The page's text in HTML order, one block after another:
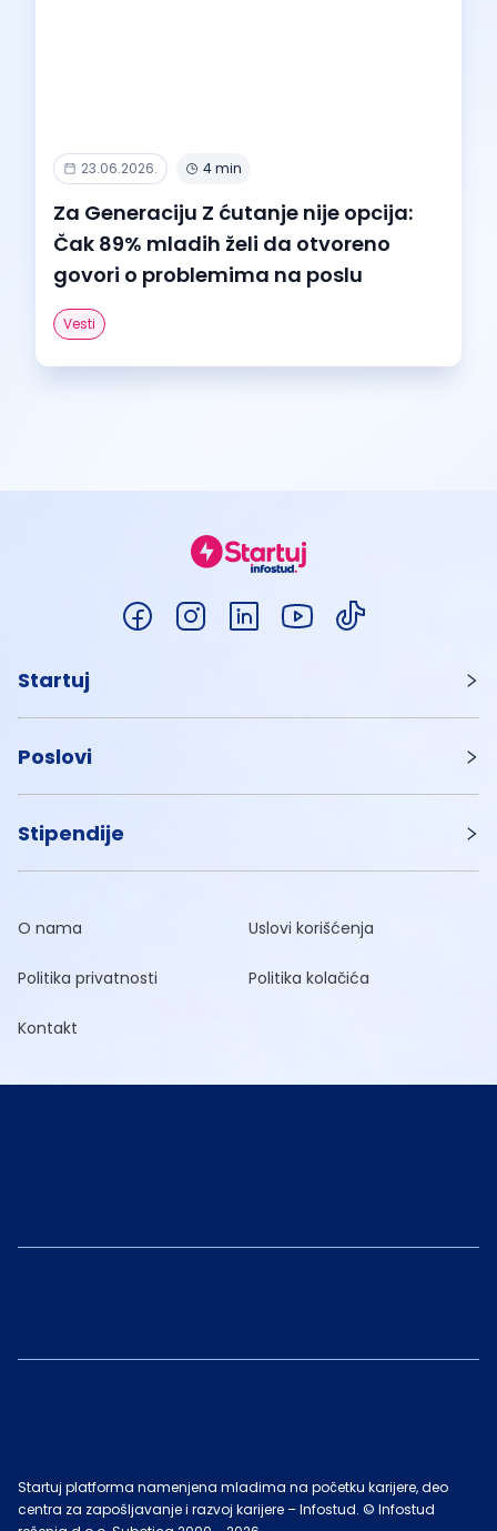
23.06.2026. 4 min
Za Generaciju Z ćutanje nije opcija:
Čak 89% mladih želi da otvoreno
govori o problemima na poslu
Vesti
Startuj
Poslovi
Stipendije
O nama Uslovi korišćenja
Politika privatnosti Politika kolačića
Kontakt
Startuj platforma namenjena mladima na početku karijere, deo
centra za zapošljavanje i razvoj karijere – Infostud. © Infostud